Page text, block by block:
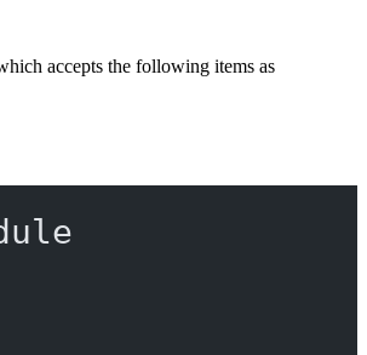
accepts the following items as